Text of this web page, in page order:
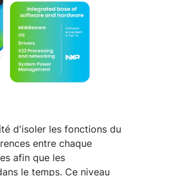
d'isoler les fonctions du
entre chaque
afin que les
le temps. Ce niveau